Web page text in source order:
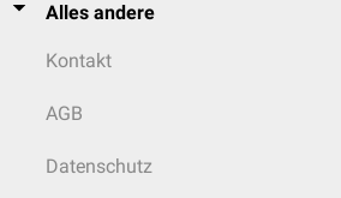
Alles andere
Kontakt
AGB
Datenschutz